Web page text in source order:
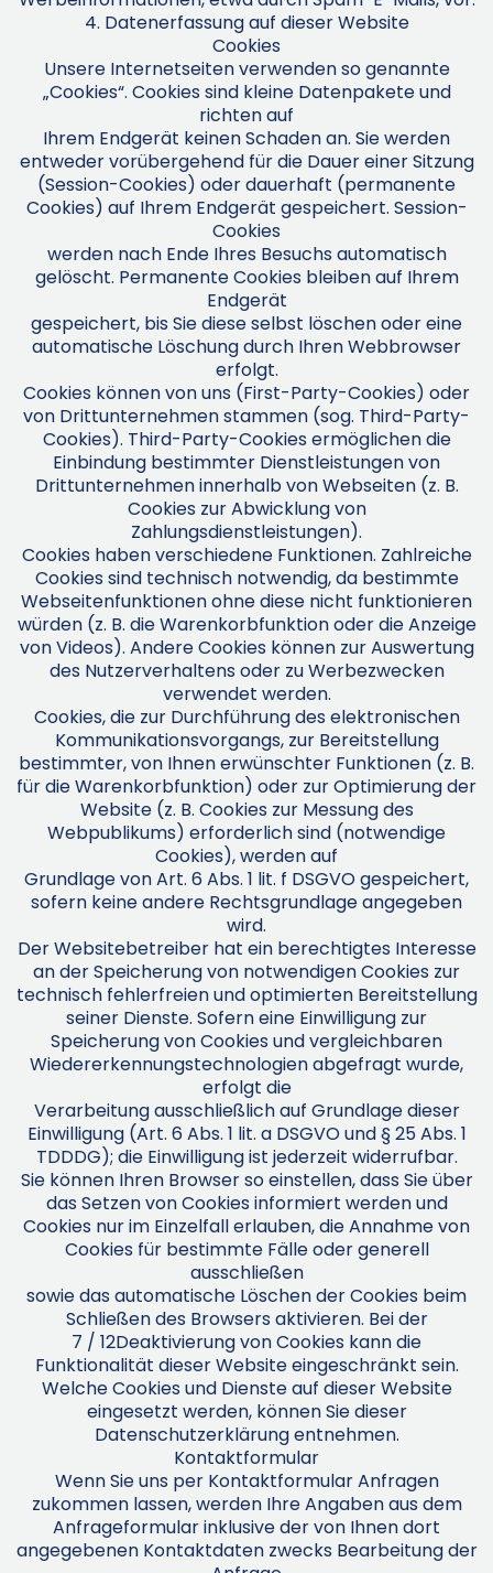
4. Datenerfassung auf dieser Website
Cookies
Unsere Internetseiten verwenden so genannte
„Cookies“. Cookies sind kleine Datenpakete und
richten auf
Ihrem Endgerät keinen Schaden an. Sie werden
entweder vorübergehend für die Dauer einer Sitzung
(Session-Cookies) oder dauerhaft (permanente
Cookies) auf Ihrem Endgerät gespeichert. Session-
Cookies
werden nach Ende Ihres Besuchs automatisch
gelöscht. Permanente Cookies bleiben auf Ihrem
Endgerät
gespeichert, bis Sie diese selbst löschen oder eine
automatische Löschung durch Ihren Webbrowser
erfolgt.
Cookies können von uns (First-Party-Cookies) oder
von Drittunternehmen stammen (sog. Third-Party-
Cookies). Third-Party-Cookies ermöglichen die
Einbindung bestimmter Dienstleistungen von
Drittunternehmen innerhalb von Webseiten (z. B.
Cookies zur Abwicklung von
Zahlungsdienstleistungen).
Cookies haben verschiedene Funktionen. Zahlreiche
Cookies sind technisch notwendig, da bestimmte
Webseitenfunktionen ohne diese nicht funktionieren
würden (z. B. die Warenkorbfunktion oder die Anzeige
von Videos). Andere Cookies können zur Auswertung
des Nutzerverhaltens oder zu Werbezwecken
verwendet werden.
Cookies, die zur Durchführung des elektronischen
Kommunikationsvorgangs, zur Bereitstellung
bestimmter, von Ihnen erwünschter Funktionen (z. B.
für die Warenkorbfunktion) oder zur Optimierung der
Website (z. B. Cookies zur Messung des
Webpublikums) erforderlich sind (notwendige
Cookies), werden auf
Grundlage von Art. 6 Abs. 1 lit. f DSGVO gespeichert,
sofern keine andere Rechtsgrundlage angegeben
wird.
Der Websitebetreiber hat ein berechtigtes Interesse
an der Speicherung von notwendigen Cookies zur
technisch fehlerfreien und optimierten Bereitstellung
seiner Dienste. Sofern eine Einwilligung zur
Speicherung von Cookies und vergleichbaren
Wiedererkennungstechnologien abgefragt wurde,
erfolgt die
Verarbeitung ausschließlich auf Grundlage dieser
Einwilligung (Art. 6 Abs. 1 lit. a DSGVO und § 25 Abs. 1
TDDDG); die Einwilligung ist jederzeit widerrufbar.
Sie können Ihren Browser so einstellen, dass Sie über
das Setzen von Cookies informiert werden und
Cookies nur im Einzelfall erlauben, die Annahme von
Cookies für bestimmte Fälle oder generell
ausschließen
sowie das automatische Löschen der Cookies beim
Schließen des Browsers aktivieren. Bei der
7 / 12Deaktivierung von Cookies kann die
Funktionalität dieser Website eingeschränkt sein.
Welche Cookies und Dienste auf dieser Website
eingesetzt werden, können Sie dieser
Datenschutzerklärung entnehmen.
Kontaktformular
Wenn Sie uns per Kontaktformular Anfragen
zukommen lassen, werden Ihre Angaben aus dem
Anfrageformular inklusive der von Ihnen dort
angegebenen Kontaktdaten zwecks Bearbeitung der